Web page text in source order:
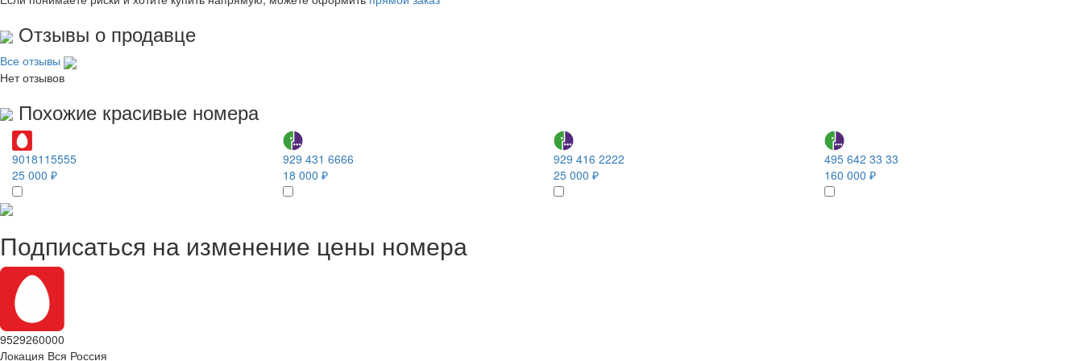
Отзывы о продавце
Все отзывы
Нет отзывов
Похожие красивые номера
9018115555
25 000 ₽
929 431 6666
18 000 ₽
929 416 2222
25 000 ₽
495 642 33 33
160 000 ₽
Подписаться на изменение цены номера
9529260000
Локация Вся Россия